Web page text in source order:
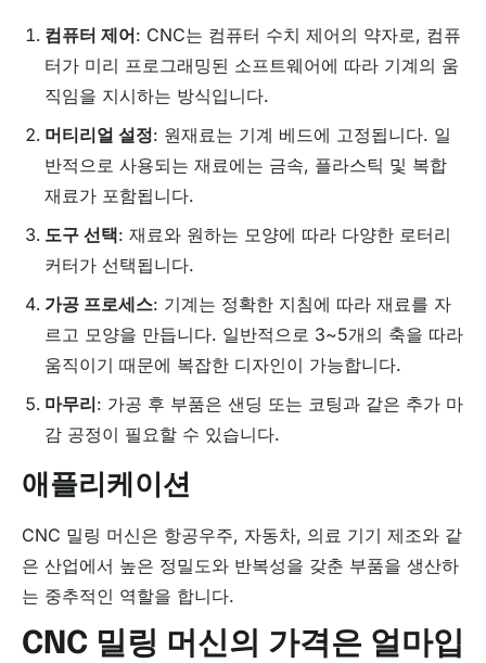
컴퓨터 제어: CNC는 컴퓨터 수치 제어의 약자로, 컴퓨
터가 미리 프로그래밍된 소프트웨어에 따라 기계의 움
직임을 지시하는 방식입니다.
머티리얼 설정: 원재료는 기계 베드에 고정됩니다. 일
반적으로 사용되는 재료에는 금속, 플라스틱 및 복합
재료가 포함됩니다.
도구 선택: 재료와 원하는 모양에 따라 다양한 로터리
커터가 선택됩니다.
가공 프로세스: 기계는 정확한 지침에 따라 재료를 자
르고 모양을 만듭니다. 일반적으로 3~5개의 축을 따라
움직이기 때문에 복잡한 디자인이 가능합니다.
마무리: 가공 후 부품은 샌딩 또는 코팅과 같은 추가 마
감 공정이 필요할 수 있습니다.
애플리케이션
CNC 밀링 머신은 항공우주, 자동차, 의료 기기 제조와 같
은 산업에서 높은 정밀도와 반복성을 갖춘 부품을 생산하
는 중추적인 역할을 합니다.
CNC 밀링 머신의 가격은 얼마입